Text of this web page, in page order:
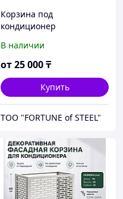
Корзина под
кондиционер
В наличии
от25 000₸
Купить
ТОО "FORTUNE of STEEL"